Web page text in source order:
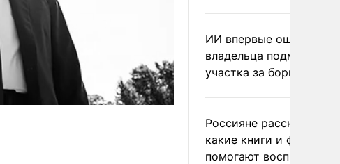
ИИ впервые
владельца
участка за борщевик
Россияне рассказали,
какие книги и фильмы
помогают воспитывать